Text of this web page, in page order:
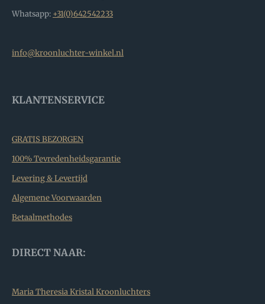
Whatsapp: +31(0)642542233
info@kroonluchter-winkel.nl
KLANTENSERVICE
GRATIS BEZORGEN
100% Tevredenheidsgarantie
Levering & Levertijd
Algemene Voorwaarden
Betaalmethodes
DIRECT NAAR:
Maria Theresia Kristal Kroonluchters